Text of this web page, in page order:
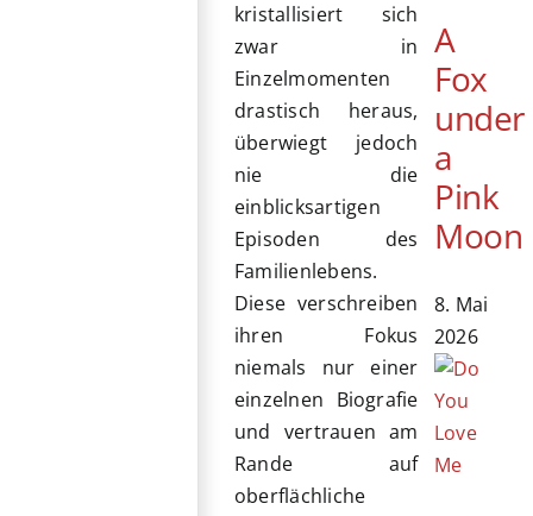
kristallisiert sich
zwar in
Einzelmomenten
drastisch heraus,
überwiegt jedoch
nie die
einblicksartigen
Episoden des
Familienlebens.
Diese verschreiben
ihren Fokus
niemals nur einer
einzelnen Biografie
und vertrauen am
Rande auf
oberflächliche
A
Fox
under
a
Pink
Moon
8. Mai
2026